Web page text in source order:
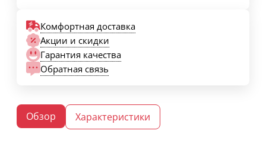
Комфортная доставка
Акции и скидки
Гарантия качества
Обратная связь
Обзор Характеристики